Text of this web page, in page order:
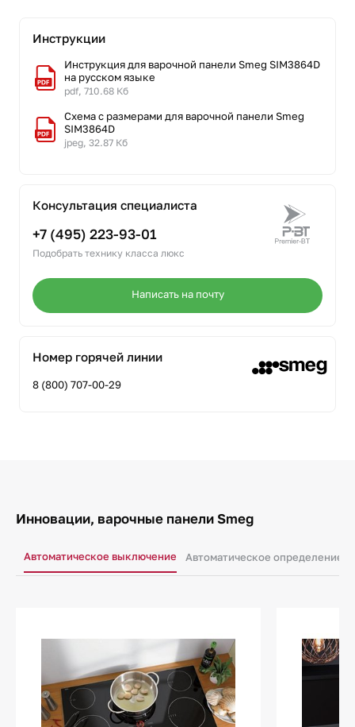
Инструкции
Инструкция для варочной панели Smeg SIM3864D
на русском языке
pdf, 710.68 Кб
Схема с размерами для варочной панели Smeg
SIM3864D
jpeg, 32.87 Кб
Консультация специалиста
+7 (495) 223-93-01
Подобрать технику класса люкс
Написать на почту
Номер горячей линии
8 (800) 707-00-29
Инновации, варочные панели Smeg
Автоматическое выключение Автоматическое определение